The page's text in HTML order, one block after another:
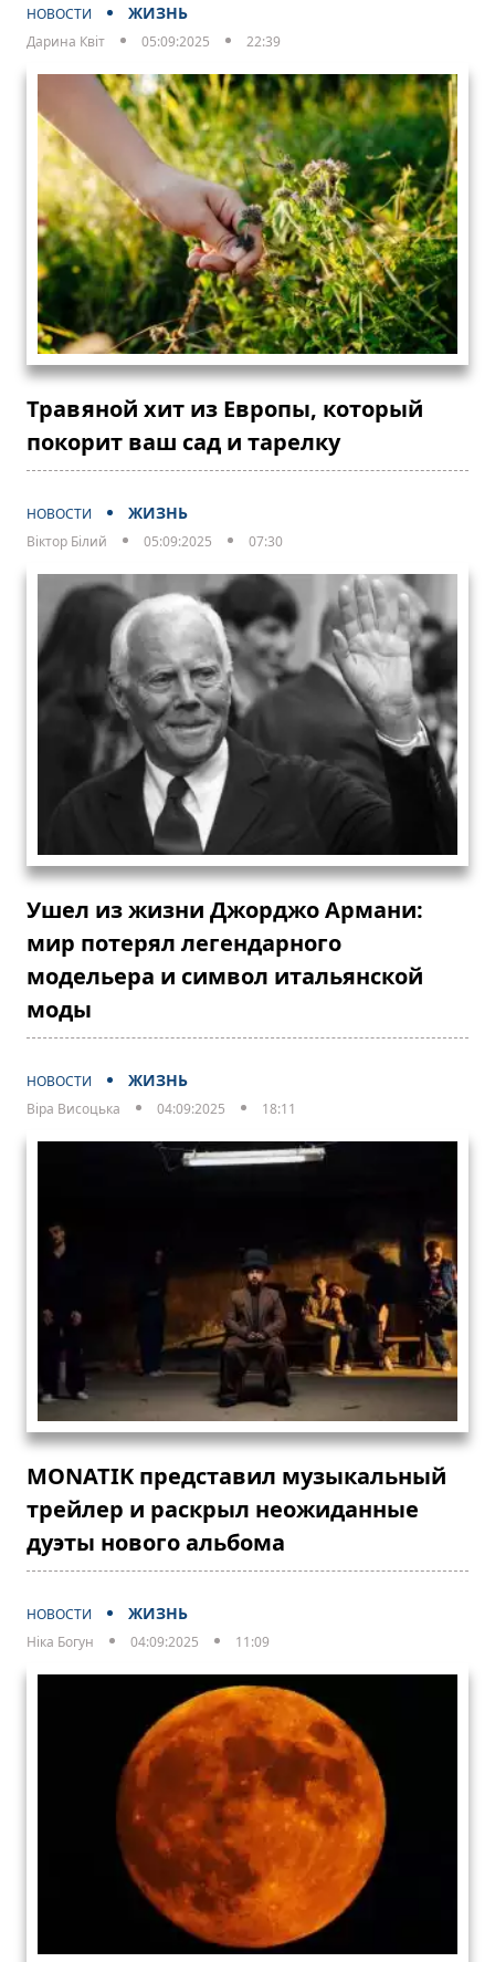
НОВОСТИ ЖИЗНЬ
Дарина Квіт 05:09:2025 22:39
Травяной хит из Европы, который
покорит ваш сад и тарелку
НОВОСТИ ЖИЗНЬ
Віктор Білий 05:09:2025 07:30
Ушел из жизни Джорджо Армани:
мир потерял легендарного
модельера и символ итальянской
моды
НОВОСТИ ЖИЗНЬ
Віра Висоцька 04:09:2025 18:11
MONATIK представил музыкальный
трейлер и раскрыл неожиданные
дуэты нового альбома
НОВОСТИ ЖИЗНЬ
Ніка Богун 04:09:2025 11:09